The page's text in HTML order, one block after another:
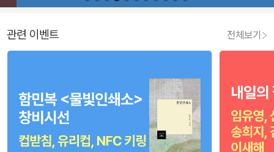
관련 이벤트 전체보기